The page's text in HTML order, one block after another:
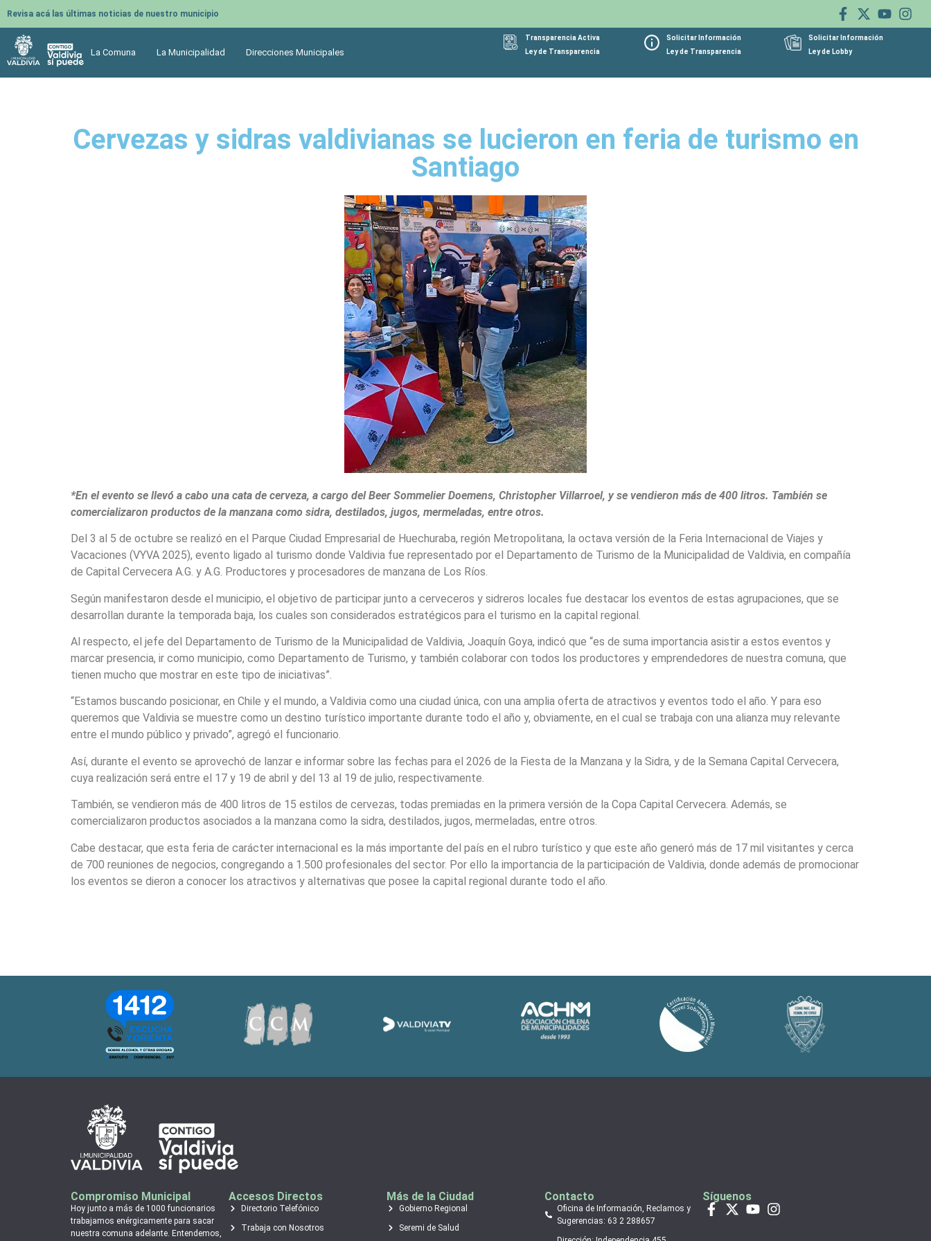
Revisa acá las últimas noticias de nuestro municipio
La Comuna La Municipalidad Direcciones Municipales
Transparencia Activa
Ley de Transparencia
Solicitar Información
Ley de Transparencia
Solicitar Información
Ley de Lobby
Cervezas y sidras valdivianas se lucieron en feria de turismo en
Santiago
*En el evento se llevó a cabo una cata de cerveza, a cargo del Beer Sommelier Doemens, Christopher Villarroel, y se vendieron más de 400 litros. También se
comercializaron productos de la manzana como sidra, destilados, jugos, mermeladas, entre otros.
Del 3 al 5 de octubre se realizó en el Parque Ciudad Empresarial de Huechuraba, región Metropolitana, la octava versión de la Feria Internacional de Viajes y
Vacaciones (VYVA 2025), evento ligado al turismo donde Valdivia fue representado por el Departamento de Turismo de la Municipalidad de Valdivia, en compañía
de Capital Cervecera A.G. y A.G. Productores y procesadores de manzana de Los Ríos.
Según manifestaron desde el municipio, el objetivo de participar junto a cerveceros y sidreros locales fue destacar los eventos de estas agrupaciones, que se
desarrollan durante la temporada baja, los cuales son considerados estratégicos para el turismo en la capital regional.
Al respecto, el jefe del Departamento de Turismo de la Municipalidad de Valdivia, Joaquín Goya, indicó que “es de suma importancia asistir a estos eventos y
marcar presencia, ir como municipio, como Departamento de Turismo, y también colaborar con todos los productores y emprendedores de nuestra comuna, que
tienen mucho que mostrar en este tipo de iniciativas”.
“Estamos buscando posicionar, en Chile y el mundo, a Valdivia como una ciudad única, con una amplia oferta de atractivos y eventos todo el año. Y para eso
queremos que Valdivia se muestre como un destino turístico importante durante todo el año y, obviamente, en el cual se trabaja con una alianza muy relevante
entre el mundo público y privado”, agregó el funcionario.
Así, durante el evento se aprovechó de lanzar e informar sobre las fechas para el 2026 de la Fiesta de la Manzana y la Sidra, y de la Semana Capital Cervecera,
cuya realización será entre el 17 y 19 de abril y del 13 al 19 de julio, respectivamente.
También, se vendieron más de 400 litros de 15 estilos de cervezas, todas premiadas en la primera versión de la Copa Capital Cervecera. Además, se
comercializaron productos asociados a la manzana como la sidra, destilados, jugos, mermeladas, entre otros.
Cabe destacar, que esta feria de carácter internacional es la más importante del país en el rubro turístico y que este año generó más de 17 mil visitantes y cerca
de 700 reuniones de negocios, congregando a 1.500 profesionales del sector. Por ello la importancia de la participación de Valdivia, donde además de promocionar
los eventos se dieron a conocer los atractivos y alternativas que posee la capital regional durante todo el año.
Compromiso Municipal
Hoy junto a más de 1000 funcionarios
trabajamos enérgicamente para sacar
nuestra comuna adelante. Entendemos,
Accesos Directos
Directorio Telefónico
Trabaja con Nosotros
Más de la Ciudad
Gobierno Regional
Seremi de Salud
Contacto
Oficina de Información, Reclamos y
Sugerencias: 63 2 288657
Síguenos